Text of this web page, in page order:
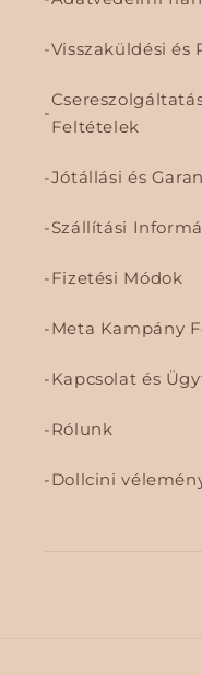
Visszaküldési és
Feltételek
Jótállási és
Szállítási
Fizetési Módok
Meta Kampány
Kapcsolat és
Rólunk
Dollcini